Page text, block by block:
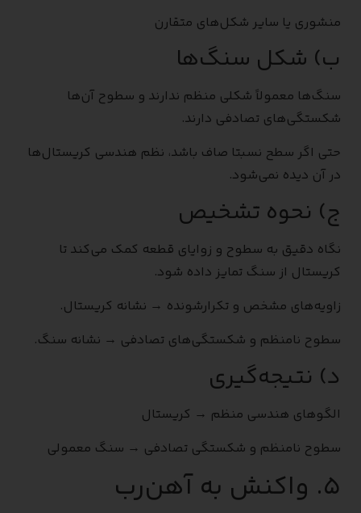
منشوری یا سایر شکل‌های متقارن
ب) شکل سنگ‌ها
سنگ‌ها معمولاً شکلی منظم ندارند و سطوح آن‌ها
شکستگی‌های تصادفی دارند.
حتی اگر سطح نسبتا صاف باشد، نظم هندسی کریستال‌ها
در آن دیده نمی‌شود.
ج) نحوه تشخیص
نگاه دقیق به سطوح و زوایای قطعه کمک می‌کند تا
کریستال از سنگ تمایز داده شود.
زاویه‌های مشخص و تکرارشونده → نشانه کریستال.
سطوح نامنظم و شکستگی‌های تصادفی → نشانه سنگ.
د) نتیجه‌گیری
الگوهای هندسی منظم → کریستال
سطوح نامنظم و شکستگی تصادفی → سنگ معمولی
۵. واکنش به آهن‌رب